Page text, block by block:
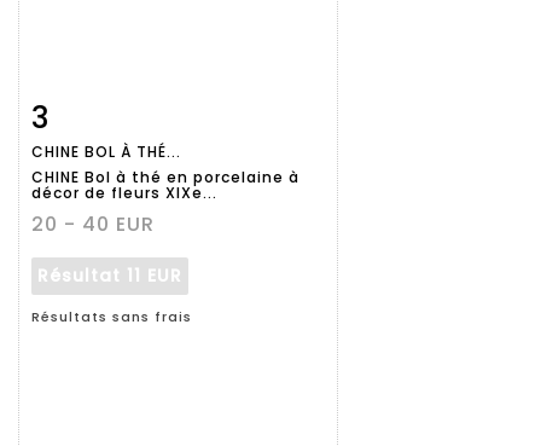
détaillée
3
CHINE BOL À THÉ...
CHINE Bol à thé en porcelaine à
décor de fleurs XIXe...
20 - 40 EUR
Résultat 11 EUR
Résultats sans frais